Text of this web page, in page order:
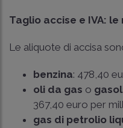
Taglio accise e IVA:
Le aliquote di accisa
benzina: 478,40
oli da gas o
367,40 euro per
gas di petrolio